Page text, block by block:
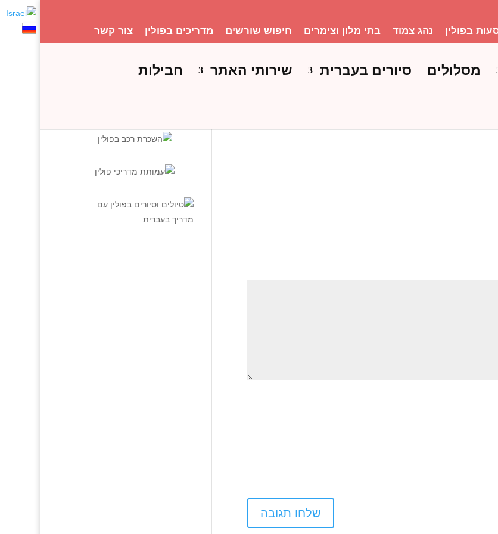
בפולין נהג צמוד בתי מלון וצימרים חיפוש שורשים מדריכים בפולין צור קשר
מסלולים סיורים בעברית שירותי האתר חבילות